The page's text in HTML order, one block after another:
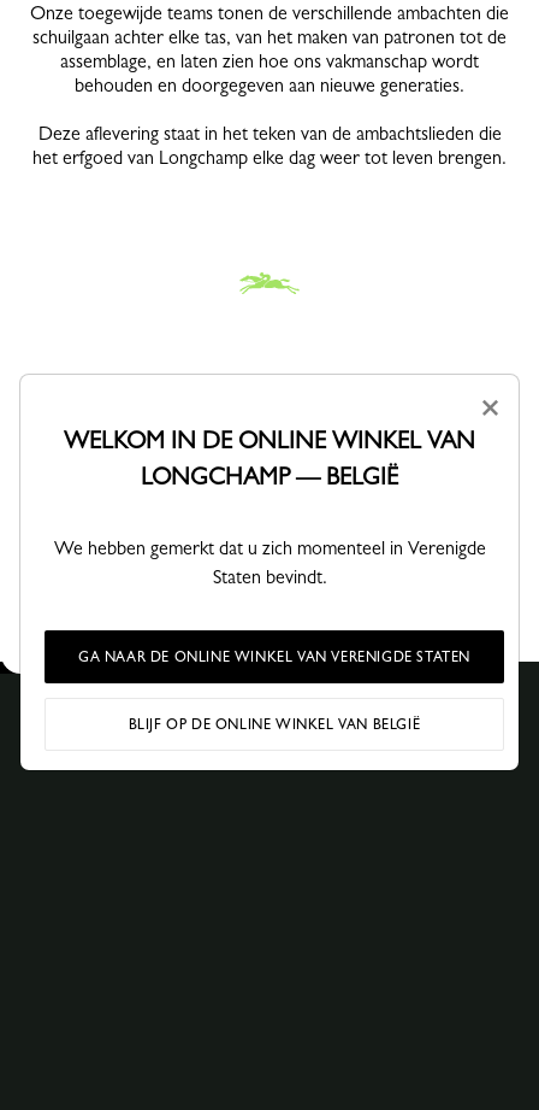
Onze toegewijde teams tonen de verschillende ambachten die
schuilgaan achter elke tas, van het maken van patronen tot de
assemblage, en laten zien hoe ons vakmanschap wordt
behouden en doorgegeven aan nieuwe generaties.
Deze aflevering staat in het teken van de ambachtslieden die
het erfgoed van Longchamp elke dag weer tot leven brengen.
Welkom in Segré, de thuisbasis van een van onze geliefde
ateliers waar vakmanschap van generatie op generatie wordt
prachtig voorbeeld van bewust en duurzaam design.
erfgoed van Longchamp elke dag in ere houden.
×
WELKOM IN DE ONLINE WINKEL VAN
LONGCHAMP — BELGIË
We hebben gemerkt dat u zich momenteel in Verenigde
Staten bevindt.
GA NAAR DE ONLINE WINKEL VAN VERENIGDE STATEN
BLIJF OP DE ONLINE WINKEL VAN BELGIË